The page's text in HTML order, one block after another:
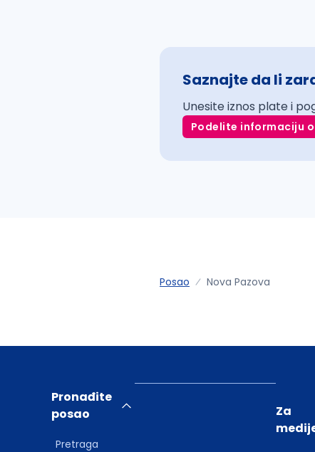
Saznajte da li
Unesite iznos plate i
Podelite informaciju
Posao Nova Pazova
Pronađite
posao
Pretraga
Za